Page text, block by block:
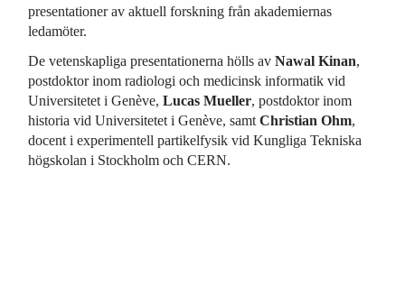
presentationer av aktuell forskning från akademiernas
ledamöter.
De vetenskapliga presentationerna hölls av Nawal Kinan,
postdoktor inom radiologi och medicinsk informatik vid
Universitetet i Genève, Lucas Mueller, postdoktor inom
historia vid Universitetet i Genève, samt Christian Ohm,
docent i experimentell partikelfysik vid Kungliga Tekniska
högskolan i Stockholm och CERN.